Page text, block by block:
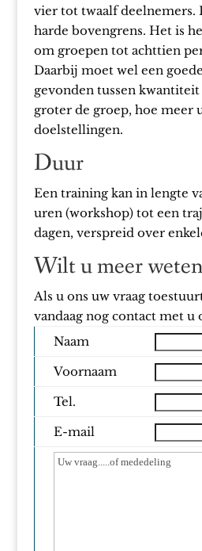
vier tot twaalf deelnemers.
harde bovengrens. Het is
om groepen tot achttien
Daarbij moet wel een
gevonden tussen
groter de groep, hoe meer
doelstellingen.
Duur
Een training kan in lengte
uren (workshop) tot een
dagen, verspreid over
Wilt u meer
Als u ons uw vraag
vandaag nog contact met u
Naam
Voornaam
Tel.
E-mail